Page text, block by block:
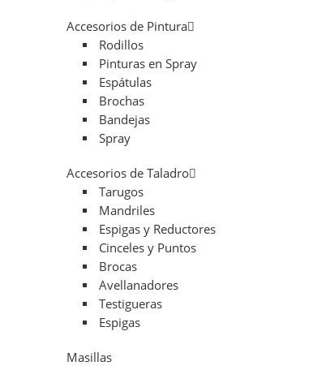
Accesorios de Pintura
Rodillos
Pinturas en Spray
Espátulas
Brochas
Bandejas
Spray
Accesorios de Taladro
Tarugos
Mandriles
Espigas y Reductores
Cinceles y Puntos
Brocas
Avellanadores
Testigueras
Espigas
Masillas